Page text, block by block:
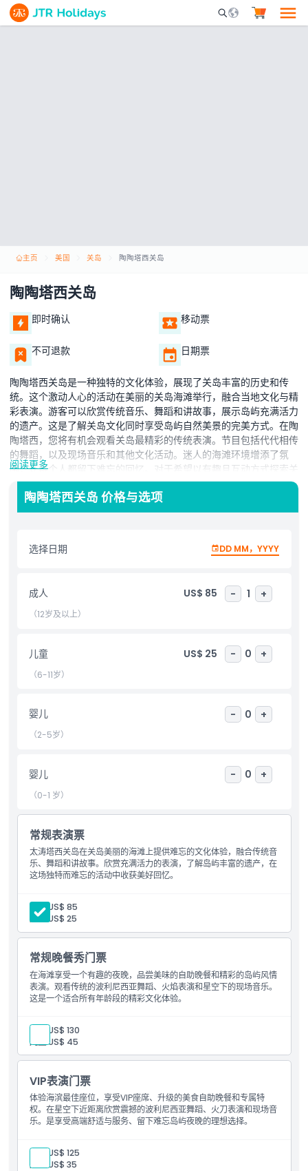
Mobile Search
主页 美国 关岛 陶陶塔西关岛
陶陶塔西关岛
即时确认 移动票
不可退款 日期票
陶陶塔西关岛是一种独特的文化体验，展现了关岛丰富的历史和传
统。这个激动人心的活动在美丽的关岛海滩举行，融合当地文化与精
彩表演。游客可以欣赏传统音乐、舞蹈和讲故事，展示岛屿充满活力
的遗产。这是了解关岛文化同时享受岛屿自然美景的完美方式。在陶
陶塔西，您将有机会观看关岛最精彩的传统表演。节目包括代代相传
的舞蹈，以及现场音乐和其他文化活动。迷人的海滩环境增添了氛
围，让每个人都留下难忘的回忆。对于希望以有趣且互动方式探索关
岛文化的人来说，陶陶塔西是必看的表演。无论您是首次造访岛屿，
还是回访深入了解，这个活动都能让您更深入了解关岛的风俗和传
统。陶陶塔西也是家庭、情侣和独自旅行者体验关岛核心文化的绝佳
包含项
儿童成人政策
营业时间
需要了解的事项
如何到达那里
取消政策
阅读更多
陶陶塔西关岛 价格与选项
选择日期 DD MM，YYYY
成人 US$ 85 - 1 +
（12岁及以上）
儿童 US$ 25 - 0 +
（6-11岁）
婴儿 - 0 +
（2-5岁）
婴儿 - 0 +
（0-1 岁）
常规表演票
太涛塔西关岛在关岛美丽的海滩上提供难忘的文化体验，融合传统音
乐、舞蹈和讲故事。欣赏充满活力的表演，了解岛屿丰富的遗产，在
这场独特而难忘的活动中收获美好回忆。
成人: US$ 85
儿童:
US$ 25
常规晚餐秀门票
在海滩享受一个有趣的夜晚，品尝美味的自助晚餐和精彩的岛屿风情
表演。观看传统的波利尼西亚舞蹈、火焰表演和星空下的现场音乐。
这是一个适合所有年龄段的精彩文化体验。
成人: US$ 130
儿童:US$ 45
VIP表演门票
体验海滨最佳座位，享受VIP座席、升级的美食自助晚餐和专属特
权。在星空下近距离欣赏震撼的波利尼西亚舞蹈、火刀表演和现场音
乐。是享受高端舒适与服务、留下难忘岛屿夜晚的理想选择。
成人: US$ 125
儿童: US$ 35